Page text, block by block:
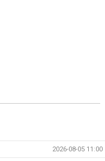
2026-08-05 11:00